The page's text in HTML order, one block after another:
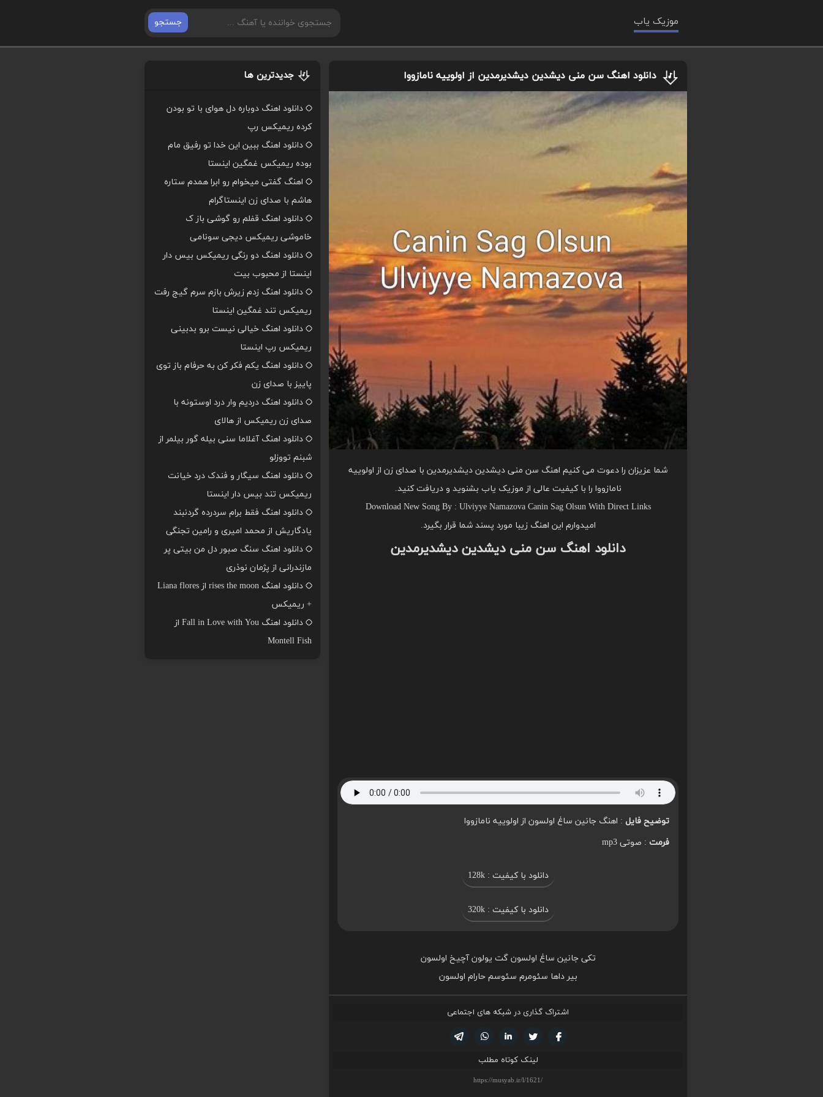
موزیک یاب جستجو
دانلود اهنگ سن منی دیشدین دیشدیرمدین از اولوییه نامازووا
شما عزیزان را دعوت می کنیم اهنگ سن منی دیشدین دیشدیرمدین با صدای زن از اولوییه
نامازووا را با کیفیت عالی از موزیک یاب بشنوید و دریافت کنید.
Download New Song By : Ulviyye Namazova Canin Sag Olsun With Direct Links
امیدوارم این اهنگ زیبا مورد پسند شما قرار بگیرد.
دانلود اهنگ سن منی دیشدین دیشدیرمدین
توضیح فایل : اهنگ جانین ساغ اولسون از اولوییه نامازووا
فرمت : صوتی mp3
دانلود با کیفیت : 128k
دانلود با کیفیت : 320k
تکی جانین ساغ اولسون گت یولون آچیخ اولسون
بیر داها سئومرم سئوسم حارام اولسون
اشتراک گذاری در شبکه های اجتماعی
لینکدین تویتر
فیسوک
لینک کوتاه مطلب
جدیدترین ها
دانلود اهنگ دوباره دل هوای با تو بودن
کرده ریمیکس رپ
دانلود اهنگ ببین این خدا تو رفیق مام
بوده ریمیکس غمگین اینستا
اهنگ گفتی میخوام رو ابرا همدم ستاره
هاشم با صدای زن اینستاگرام
دانلود اهنگ قفلم رو گوشی باز ک
خاموشی ریمیکس دیجی سونامی
دانلود اهنگ دو رنگی ریمیکس بیس دار
اینستا از محبوب بیت
دانلود اهنگ زدم زیرش بازم سرم گیج رفت
ریمیکس تند غمگین اینستا
دانلود اهنگ خیالی نیست برو بدبینی
ریمیکس رپ اینستا
دانلود اهنگ یکم فکر کن به حرفام باز توی
پاییز با صدای زن
دانلود اهنگ دردیم وار درد اوستونه با
صدای زن ریمیکس از هالای
دانلود اهنگ آغلاما سنی بیله گور بیلمر از
شبنم تووزلو
دانلود اهنگ سیگار و فندک درد خیانت
ریمیکس تند بیس دار اینستا
دانلود اهنگ فقط برام سردرده گردنبند
یادگاریش از محمد امیری و رامین تجنگی
دانلود اهنگ سنگ صبور دل من بیتی پر
مازندرانی از پژمان نوذری
دانلود اهنگ rises the moon از Liana flores
+ ریمیکس
دانلود اهنگ Fall in Love with You از
Montell Fish